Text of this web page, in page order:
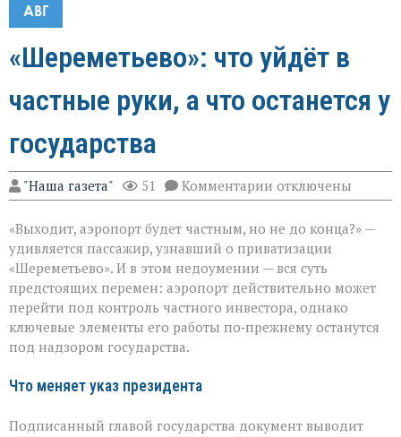
АВГ
«Шереметьево»: что уйдёт в
частные руки, а что останется у
государства
"Наша газета" 51 Комментарии к
записи
что
уйдёт
частные
руки,
а
что
останется
отключены
«Выходит, аэропорт будет частным, но не до конца?» —
удивляется пассажир, узнавший о приватизации
«Шереметьево». И в этом недоумении — вся суть
предстоящих перемен: аэропорт действительно может
перейти под контроль частного инвестора, однако
ключевые элементы его работы по‑прежнему останутся
под надзором государства.
Что меняет указ президента
Подписанный главой государства документ выводит